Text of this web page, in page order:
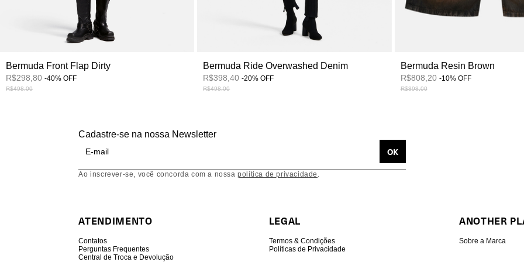
Bermuda Front Flap Dirty
R$298,80 -40% OFF
R$498,00
Bermuda Ride Overwashed Denim
R$398,40-20%OFF
R$498,00
Bermuda Resin Brown
R$808,20 -10% OFF
R$898,00
Cadastre-se na nossa Newsletter
Ao inscrever-se, você concorda com a nossapolítica de privacidade .
ATENDIMENTO
Contatos
Perguntas Frequentes
Central de Troca e Devolução
LEGAL
Termos & Condições
Políticas de Privacidade
ANOTHER
Sobre a Marca